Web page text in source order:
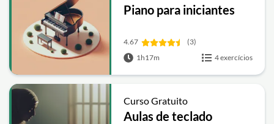
Piano para iniciantes
4.67
(3)
1h17m
4 exercícios
Curso Gratuito
Aulas de teclado